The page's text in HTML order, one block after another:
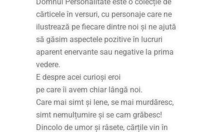
cărticele în versuri, cu personaje care ne
ilustrează pe fiecare dintre noi și ne ajută
să găsim aspectele pozitive în lucruri
aparent enervante sau negative la prima
vedere.
E despre acei curioși eroi
pe care îi avem chiar lângă noi.
Care mai simt și lene, se mai murdăresc,
simt nemulțumire și se cam grăbesc!
Dincolo de umor și râsete, cărțile vin în